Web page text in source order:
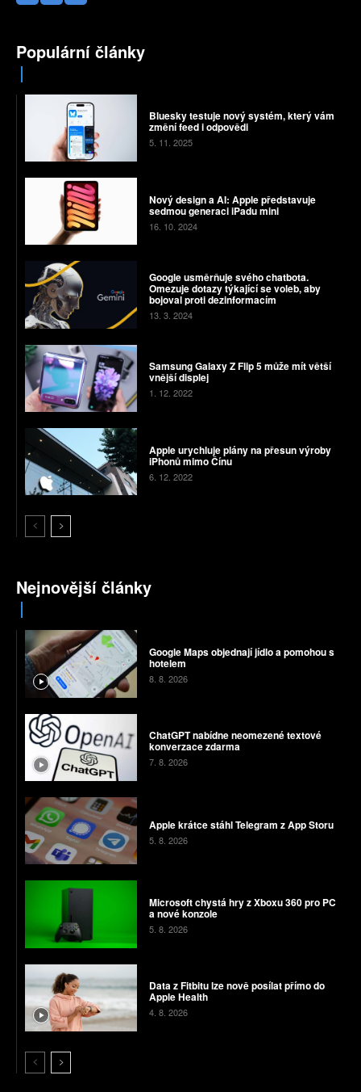
Populární články
Bluesky testuje nový systém, který vám
změní feed i odpovědi
5. 11. 2025
Nový design a AI: Apple představuje
sedmou generaci iPadu mini
16. 10. 2024
Google usměrňuje svého chatbota.
Omezuje dotazy týkající se voleb, aby
bojoval proti dezinformacím
13. 3. 2024
Samsung Galaxy Z Flip 5 může mít větší
vnější displej
1. 12. 2022
Apple urychluje plány na přesun výroby
iPhonů mimo Čínu
6. 12. 2022
Nejnovější články
Google Maps objednají jídlo a pomohou s
hotelem
8. 8. 2026
ChatGPT nabídne neomezené textové
konverzace zdarma
7. 8. 2026
Apple krátce stáhl Telegram z App Storu
5. 8. 2026
Microsoft chystá hry z Xboxu 360 pro PC
a nové konzole
5. 8. 2026
Data z Fitbitu lze nově posílat přímo do
Apple Health
4. 8. 2026